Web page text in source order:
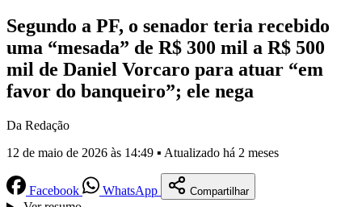
Segundo a PF, o senador teria recebido
uma “mesada” de R$ 300 mil a R$ 500
mil de Daniel Vorcaro para atuar “em
favor do banqueiro”; ele nega
Da Redação
12 de maio de 2026 às 14:49 ▪ Atualizado há 2 meses
Facebook WhatsApp Compartilhar